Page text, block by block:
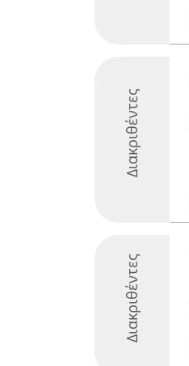
Διακριθέντες
Διακριθέντες